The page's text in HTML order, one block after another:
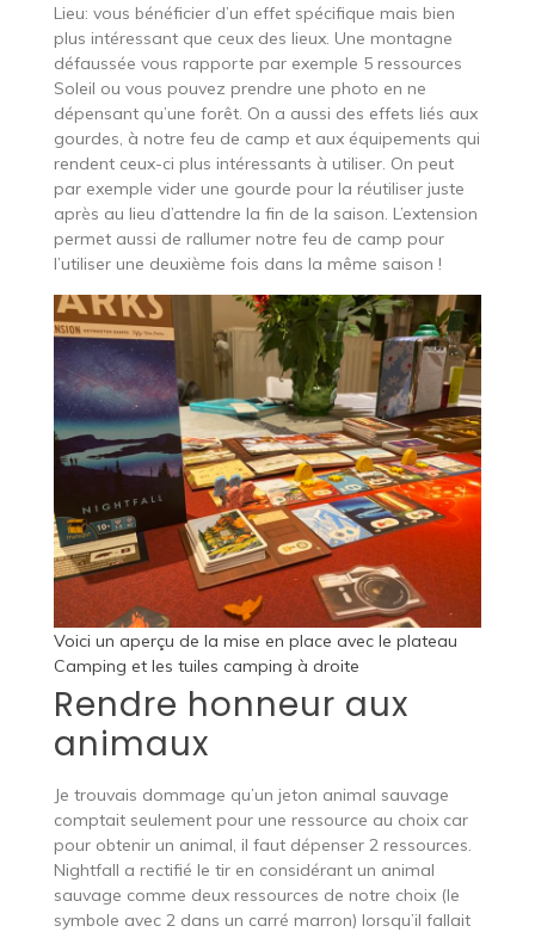
Lieu: vous bénéficier d’un effet spécifique mais bien
plus intéressant que ceux des lieux. Une montagne
défaussée vous rapporte par exemple 5 ressources
Soleil ou vous pouvez prendre une photo en ne
dépensant qu’une forêt. On a aussi des effets liés aux
gourdes, à notre feu de camp et aux équipements qui
rendent ceux-ci plus intéressants à utiliser. On peut
par exemple vider une gourde pour la réutiliser juste
après au lieu d’attendre la fin de la saison. L’extension
permet aussi de rallumer notre feu de camp pour
l’utiliser une deuxième fois dans la même saison !
Voici un aperçu de la mise en place avec le plateau
Camping et les tuiles camping à droite
Rendre honneur aux
animaux
Je trouvais dommage qu’un jeton animal sauvage
comptait seulement pour une ressource au choix car
pour obtenir un animal, il faut dépenser 2 ressources.
Nightfall a rectifié le tir en considérant un animal
sauvage comme deux ressources de notre choix (le
symbole avec 2 dans un carré marron) lorsqu’il fallait